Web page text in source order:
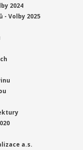
2024
Volby 2025
a.s.